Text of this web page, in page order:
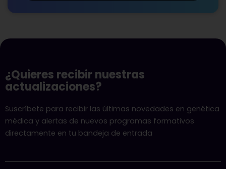
¿Quieres recibir nuestras
actualizaciones?
Suscríbete para recibir las últimas novedades en genética
médica y alertas de nuevos programas formativos
directamente en tu bandeja de entrada